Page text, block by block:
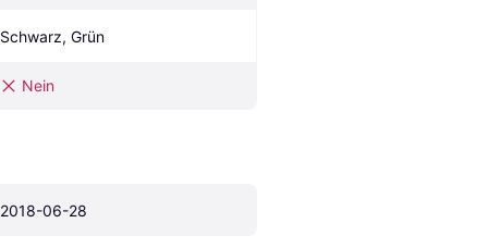
Schwarz, Grün
Nein
2018-06-28